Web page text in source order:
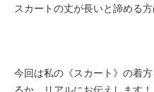
スカートの丈が長いと諦める
今回は私の《スカート》の着